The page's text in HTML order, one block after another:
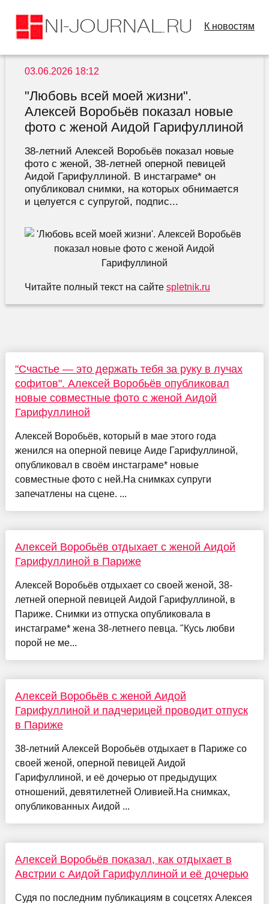
К новостям
03.06.2026 18:12
"Любовь всей моей жизни".
Алексей Воробьёв показал новые
фото с женой Аидой Гарифуллиной
38-летний Алексей Воробьёв показал новые
фото с женой, 38-летней оперной певицей
Аидой Гарифуллиной. В инстаграме* он
опубликовал снимки, на которых обнимается
и целуется с супругой, подпис...
Читайте полный текст на сайте spletnik.ru
"Счастье — это держать тебя за руку в лучах
софитов". Алексей Воробьёв опубликовал
новые совместные фото с женой Аидой
Гарифуллиной
Алексей Воробьёв, который в мае этого года
женился на оперной певице Аиде Гарифуллиной,
опубликовал в своём инстаграме* новые
совместные фото с ней.На снимках супруги
запечатлены на сцене. ...
Алексей Воробьёв отдыхает с женой Аидой
Гарифуллиной в Париже
Алексей Воробьёв отдыхает со своей женой, 38-
летней оперной певицей Аидой Гарифуллиной, в
Париже. Снимки из отпуска опубликовала в
инстаграме* жена 38-летнего певца. "Кусь любви
порой не ме...
Алексей Воробьёв с женой Аидой
Гарифуллиной и падчерицей проводит отпуск
в Париже
38-летний Алексей Воробьёв отдыхает в Париже со
своей женой, оперной певицей Аидой
Гарифуллиной, и её дочерью от предыдущих
отношений, девятилетней Оливией.На снимках,
опубликованных Аидой ...
Алексей Воробьёв показал, как отдыхает в
Австрии с Аидой Гарифуллиной и её дочерью
Судя по последним публикациям в соцсетях Алексея